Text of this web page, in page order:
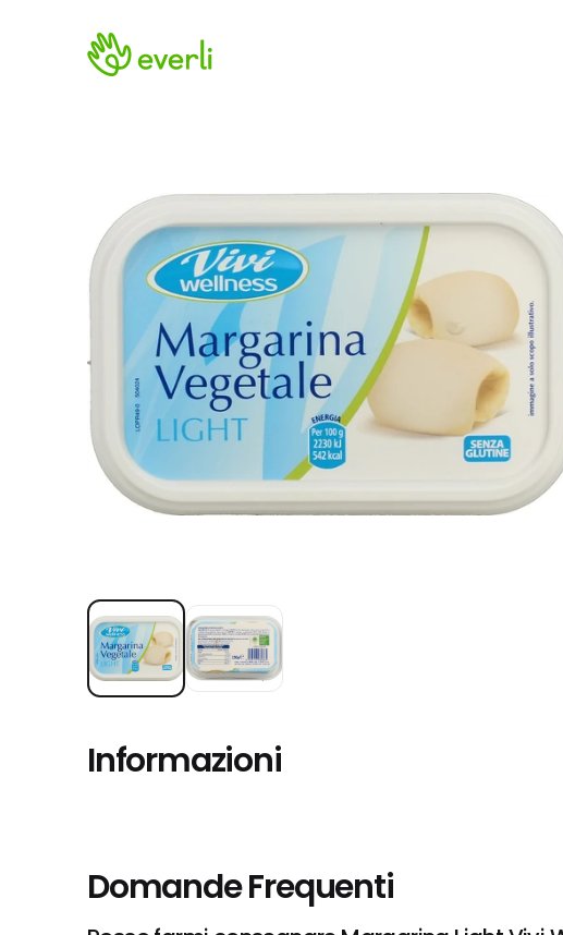
Informazioni
Domande Frequenti